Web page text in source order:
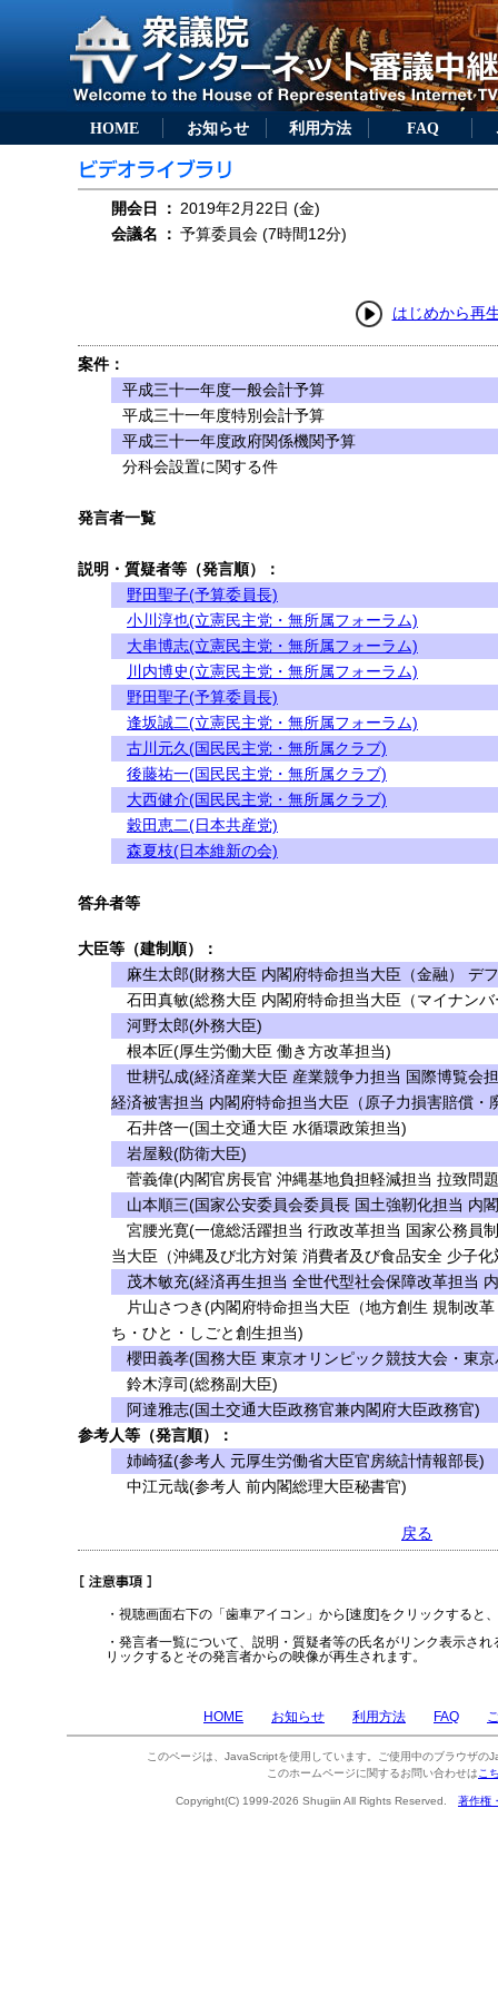
HOME お知らせ 利用方法 FAQ
開会日 ： 2019年2月22日 (金)
会議名
： 予算委員会 (7時間12分)
はじめから再
案件：
平成三十一年度一般会計予算
平成三十一年度特別会計予算
平成三十一年度政府関係機関予算
分科会設置に関する件
発言者一覧
説明・質疑者等（発言順）：
野田聖子(予算委員長)
小川淳也(立憲民主党・無所属フォーラム)
大串博志(立憲民主党・無所属フォーラム)
川内博史(立憲民主党・無所属フォーラム)
野田聖子(予算委員長)
逢坂誠二(立憲民主党・無所属フォーラム)
古川元久(国民民主党・無所属クラブ)
後藤祐一(国民民主党・無所属クラブ)
大西健介(国民民主党・無所属クラブ)
穀田恵二(日本共産党)
森夏枝(日本維新の会)
答弁者等
大臣等（建制順）：
麻生太郎(財務大臣 内閣府特命担当大臣（金融） デ
石田真敏(総務大臣 内閣府特命担当大臣（マイナン
河野太郎(外務大臣)
根本匠(厚生労働大臣 働き方改革担当)
世耕弘成(経済産業大臣 産業競争力担当 国際博覧会
経済被害担当 内閣府特命担当大臣（原子力損害賠償・
石井啓一(国土交通大臣 水循環政策担当)
岩屋毅(防衛大臣)
菅義偉(内閣官房長官 沖縄基地負担軽減担当 拉致問
山本順三(国家公安委員会委員長 国土強靭化担当 内
宮腰光寛(一億総活躍担当 行政改革担当 国家公務員
当大臣（沖縄及び北方対策 消費者及び食品安全 少子
茂木敏充(経済再生担当 全世代型社会保障改革担当
片山さつき(内閣府特命担当大臣（地方創生 規制改
ち・ひと・しごと創生担当)
櫻田義孝(国務大臣 東京オリンピック競技大会・東
鈴木淳司(総務副大臣)
阿達雅志(国土交通大臣政務官兼内閣府大臣政務官)
参考人等（発言順）：
姉崎猛(参考人 元厚生労働省大臣官房統計情報部長)
中江元哉(参考人 前内閣総理大臣秘書官)
戻る
・視聴画面右下の「歯車アイコン」から[速度]をクリックすると
・発言者一覧について、説明・質疑者等の氏名がリンク表示さ
リックするとその発言者からの映像が再生されます。
HOME お知らせ 利用方法 FAQ
このページは、JavaScriptを使用しています。ご使用中のブラウザの
このホームページに関するお問い合わせは こ
Copyright(C) 1999-2026 Shugiin All Rights Reserved. 著作権